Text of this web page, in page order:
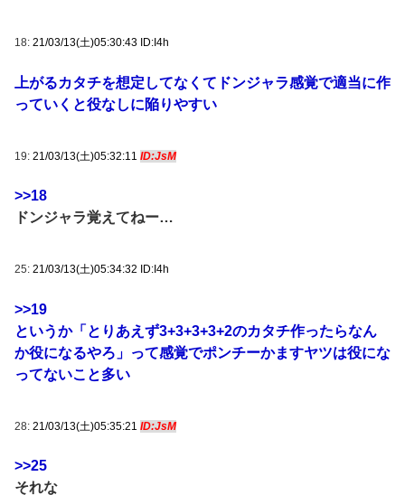
18: 21/03/13(土)05:30:43 ID:I4h
上がるカタチを想定してなくてドンジャラ感覚で適当に作
っていくと役なしに陥りやすい
19: 21/03/13(土)05:32:11 ID:JsM
>>18
ドンジャラ覚えてねー…
25: 21/03/13(土)05:34:32 ID:I4h
>>19
というか「とりあえず3+3+3+3+2のカタチ作ったらなん
か役になるやろ」って感覚でポンチーかますヤツは役にな
ってないこと多い
28: 21/03/13(土)05:35:21 ID:JsM
>>25
それな